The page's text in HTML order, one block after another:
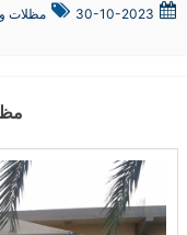
30-10-2023 مظلات